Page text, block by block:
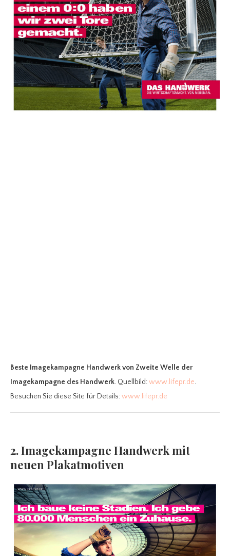
Beste Imagekampagne Handwerkvon Zweite Welle der
Imagekampagne des Handwerk. Quellbild:www.lifepr.de.
Besuchen Sie diese Site für Details:www.lifepr.de
2. Imagekampagne Handwerk mit
neuen Plakatmotiven